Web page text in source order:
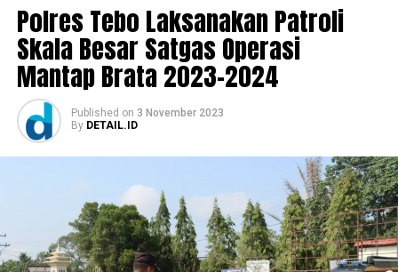
Polres Tebo Laksanakan Patroli
Skala Besar Satgas Operasi
Mantap Brata 2023-2024
Published on 3 November 2023
By DETAIL.ID